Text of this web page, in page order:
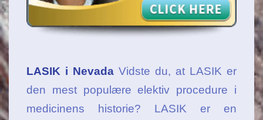
LASIK i Nevada Vidste du, at LASIK er
den mest populære elektiv procedure i
medicinens historie? LASIK er en